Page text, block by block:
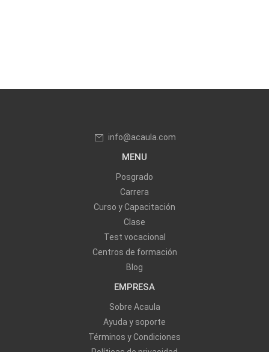
info@acaula.com
MENU
Posgrado
Carrera
Curso y Capacitación
Clase
Test vocacional
Centros de formación
Blog
EMPRESA
Sobre Acaula
Ayuda y soporte
Términos y Condiciones